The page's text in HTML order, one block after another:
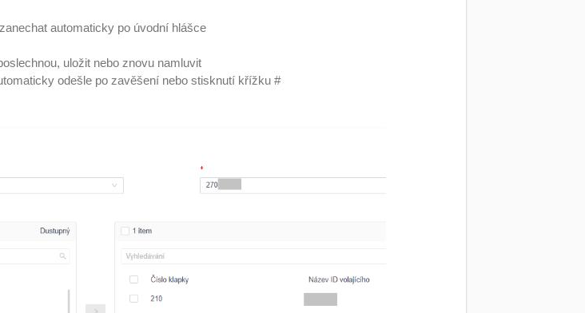
automaticky po úvodní hlášce
uložit nebo znovu namluvit
odešle po zavěšení nebo stisknutí křížku #